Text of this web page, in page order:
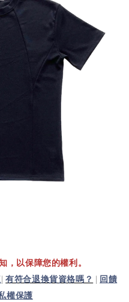
，以保障您的權利。
|有符合退換貨資格嗎？ | 回饋
權保護